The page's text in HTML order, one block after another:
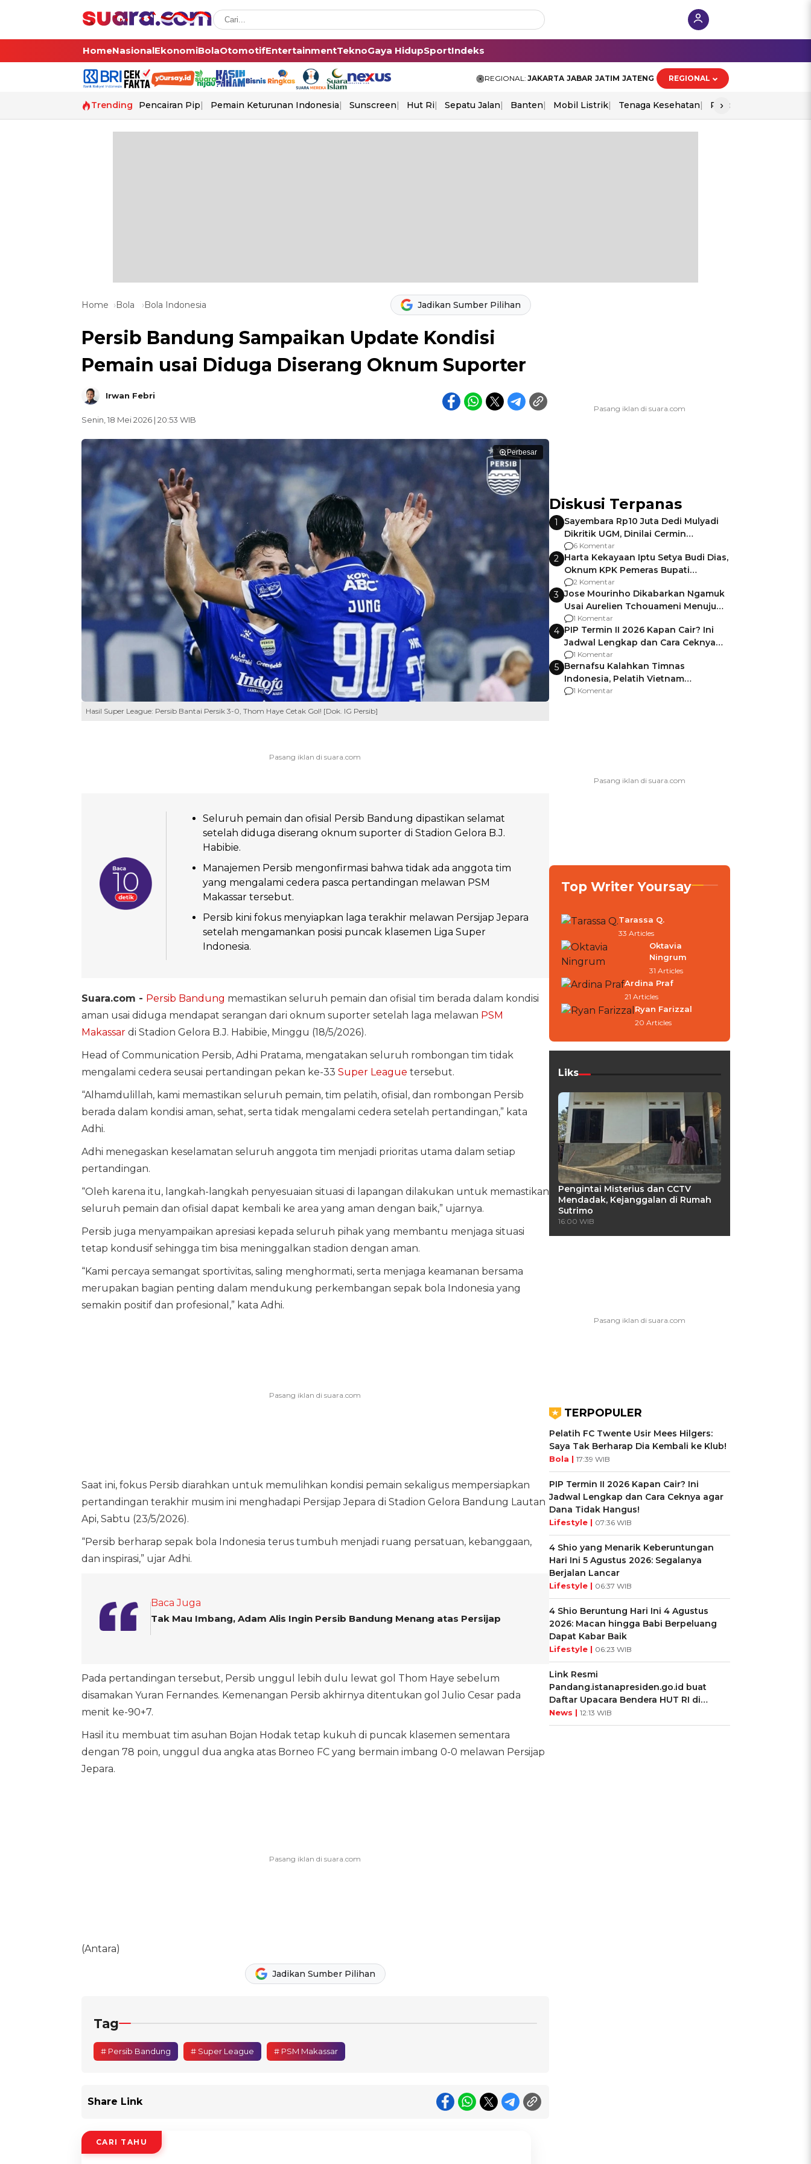
HomeNasionalEkonomiBolaOtomotifEntertainmentTeknoGaya HidupSportIndeks
REGIONAL: JAKARTA JABAR JATIM JATENG REGIONAL
Trending Pencairan Pip Pemain Keturunan Indonesia Sunscreen Hut Ri Sepatu Jalan Banten Mobil Listrik Tenaga Kesehatan Piala Aff 2026
›
Home Bola Bola Indonesia Jadikan Sumber Pilihan
Persib Bandung Sampaikan Update Kondisi
Pemain usai Diduga Diserang Oknum Suporter
Irwan Febri
Senin, 18 Mei 2026 | 20:53 WIB
Perbesar
Hasil Super League: Persib Bantai Persik 3-0, Thom Haye Cetak Gol! [Dok. IG Persib]
Seluruh pemain dan ofisial Persib Bandung dipastikan selamat
setelah diduga diserang oknum suporter di Stadion Gelora B.J.
Habibie.
Manajemen Persib mengonfirmasi bahwa tidak ada anggota tim
yang mengalami cedera pasca pertandingan melawan PSM
Makassar tersebut.
Persib kini fokus menyiapkan laga terakhir melawan Persijap Jepara
setelah mengamankan posisi puncak klasemen Liga Super
Indonesia.
Suara.com - Persib Bandung memastikan seluruh pemain dan ofisial tim berada dalam kondisi
aman usai diduga mendapat serangan dari oknum suporter setelah laga melawan PSM
Makassardi Stadion Gelora B.J. Habibie, Minggu (18/5/2026).
Head of Communication Persib, Adhi Pratama, mengatakan seluruh rombongan tim tidak
mengalami cedera seusai pertandingan pekan ke-33 Super League tersebut.
“Alhamdulillah, kami memastikan seluruh pemain, tim pelatih, ofisial, dan rombongan Persib
berada dalam kondisi aman, sehat, serta tidak mengalami cedera setelah pertandingan,” kata
Adhi.
Adhi menegaskan keselamatan seluruh anggota tim menjadi prioritas utama dalam setiap
pertandingan.
“Oleh karena itu, langkah-langkah penyesuaian situasi di lapangan dilakukan untuk memastikan
seluruh pemain dan ofisial dapat kembali ke area yang aman dengan baik,” ujarnya.
Persib juga menyampaikan apresiasi kepada seluruh pihak yang membantu menjaga situasi
tetap kondusif sehingga tim bisa meninggalkan stadion dengan aman.
“Kami percaya semangat sportivitas, saling menghormati, serta menjaga keamanan bersama
merupakan bagian penting dalam mendukung perkembangan sepak bola Indonesia yang
semakin positif dan profesional,” kata Adhi.
Saat ini, fokus Persib diarahkan untuk memulihkan kondisi pemain sekaligus mempersiapkan
pertandingan terakhir musim ini menghadapi Persijap Jepara di Stadion Gelora Bandung Lautan
Api, Sabtu (23/5/2026).
“Persib berharap sepak bola Indonesia terus tumbuh menjadi ruang persatuan, kebanggaan,
dan inspirasi,” ujar Adhi.
Baca Juga
Tak Mau Imbang, Adam Alis Ingin Persib Bandung Menang atas Persijap
Pada pertandingan tersebut, Persib unggul lebih dulu lewat gol Thom Haye sebelum
disamakan Yuran Fernandes. Kemenangan Persib akhirnya ditentukan gol Julio Cesar pada
menit ke-90+7.
Hasil itu membuat tim asuhan Bojan Hodak tetap kukuh di puncak klasemen sementara
dengan 78 poin, unggul dua angka atas Borneo FC yang bermain imbang 0-0 melawan Persijap
Jepara.
(Antara)
Jadikan Sumber Pilihan
Tag
# Persib Bandung # Super League # PSM Makassar
Share Link
CARI TAHU
Diskusi Terpanas
1
Sayembara Rp10 Juta Dedi Mulyadi
Dikritik UGM, Dinilai Cermin
Gagalnya Negara Jamin Keamanan
6 Komentar
2 Harta Kekayaan Iptu Setya Budi Dias,
Oknum KPK Pemeras Bupati
Pemalang
2 Komentar
3 Jose Mourinho Dikabarkan Ngamuk
Usai Aurelien Tchouameni Menuju
Manchester United
1 Komentar
4 PIP Termin II 2026 Kapan Cair? Ini
Jadwal Lengkap dan Cara Ceknya
agar Dana Tidak Hangus!
1 Komentar
5 Bernafsu Kalahkan Timnas
Indonesia, Pelatih Vietnam
Berencana Pakai Jimat di Pakansari
1 Komentar
Top Writer Yoursay
Tarassa Q.
33 Articles
Oktavia
Ningrum
31 Articles
Ardina Praf
21 Articles
Ryan Farizzal
20 Articles
Liks
Pengintai Misterius dan CCTV
Mendadak, Kejanggalan di Rumah
Sutrimo
16:00 WIB
TERPOPULER
Pelatih FC Twente Usir Mees Hilgers:
Saya Tak Berharap Dia Kembali ke Klub!
Bola | 17:39 WIB
PIP Termin II 2026 Kapan Cair? Ini
Jadwal Lengkap dan Cara Ceknya agar
Dana Tidak Hangus!
Lifestyle | 07:36 WIB
4 Shio yang Menarik Keberuntungan
Hari Ini 5 Agustus 2026: Segalanya
Berjalan Lancar
Lifestyle | 06:37 WIB
4 Shio Beruntung Hari Ini 4 Agustus
2026: Macan hingga Babi Berpeluang
Dapat Kabar Baik
Lifestyle | 06:23 WIB
Link Resmi
Pandang.istanapresiden.go.id buat
Daftar Upacara Bendera HUT RI di
Istana Negara
News | 12:13 WIB